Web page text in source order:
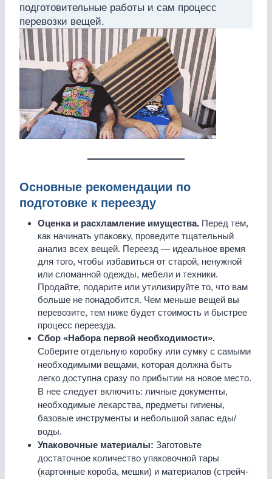
подготовительные работы и сам процесс
перевозки вещей.
Основные рекомендации по
подготовке к переезду
Оценка и расхламление имущества. Перед тем,
как начинать упаковку, проведите тщательный
анализ всех вещей. Переезд — идеальное время
для того, чтобы избавиться от старой, ненужной
или сломанной одежды, мебели и техники.
Продайте, подарите или утилизируйте то, что вам
больше не понадобится. Чем меньше вещей вы
перевозите, тем ниже будет стоимость и быстрее
процесс переезда.
Сбор «Набора первой необходимости».
Соберите отдельную коробку или сумку с самыми
необходимыми вещами, которая должна быть
легко доступна сразу по прибытии на новое место.
В нее следует включить: личные документы,
необходимые лекарства, предметы гигиены,
базовые инструменты и небольшой запас еды/
воды.
Упаковочные материалы: Заготовьте
достаточное количество упаковочной тары
(картонные короба, мешки) и материалов (стрейч-